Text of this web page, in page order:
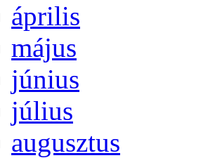
áp­ri­lis
má­jus
jú­ni­us
jú­li­us
au­gusz­tus